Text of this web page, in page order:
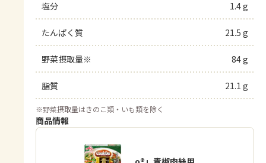
塩分 1.4 g
たんぱく質 21.5 g
野菜摂取量※ 84 g
脂質 21.1 g
※野菜摂取量はきのこ類・いも類を除く
商品情報